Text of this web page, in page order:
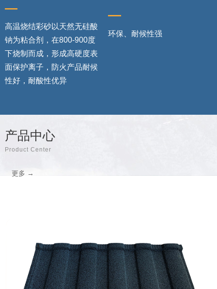
—
高温烧结彩砂以天然无硅酸
钠为粘合剂，在800-900度
下烧制而成，形成高硬度表
面保护离子，防火产品耐候
性好，耐酸性优异
—
环保、耐候性强
产品中心
Product Center
更多 →